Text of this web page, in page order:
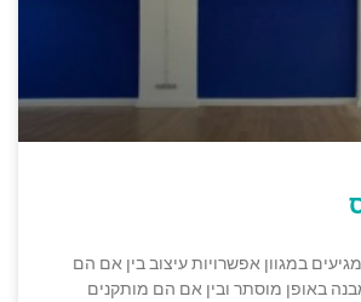
במגוון אפשרויות עיצוב בין אם הם
באופן מוסתר ובין אם הם מותקנים